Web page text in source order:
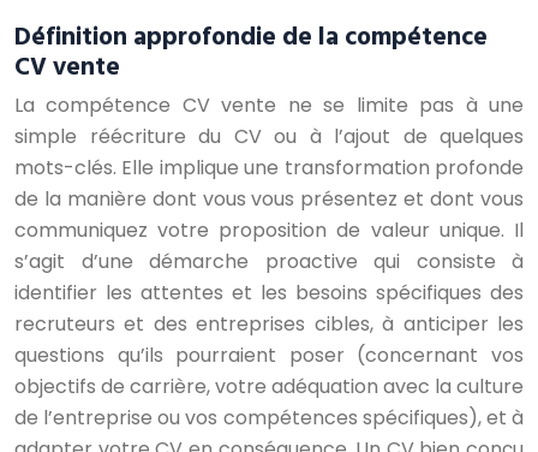
Définition approfondie de la compétence
CV vente
La compétence CV vente ne se limite pas à une
simple réécriture du CV ou à l’ajout de quelques
mots-clés. Elle implique une transformation profonde
de la manière dont vous vous présentez et dont vous
communiquez votre proposition de valeur unique. Il
s’agit d’une démarche proactive qui consiste à
identifier les attentes et les besoins spécifiques des
recruteurs et des entreprises cibles, à anticiper les
questions qu’ils pourraient poser (concernant vos
objectifs de carrière, votre adéquation avec la culture
de l’entreprise ou vos compétences spécifiques), et à